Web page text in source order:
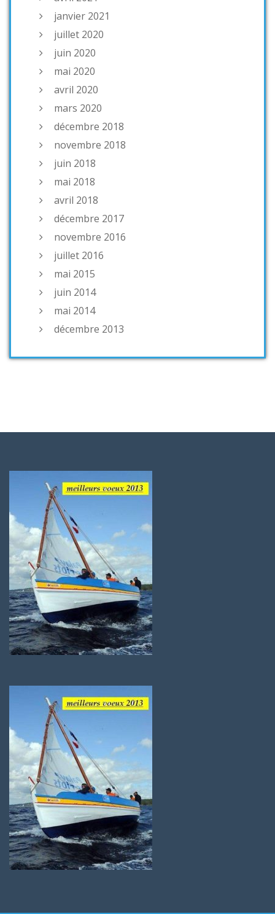
janvier 2021
juillet 2020
juin 2020
mai 2020
avril 2020
mars 2020
décembre 2018
novembre 2018
juin 2018
mai 2018
avril 2018
décembre 2017
novembre 2016
juillet 2016
mai 2015
juin 2014
mai 2014
décembre 2013